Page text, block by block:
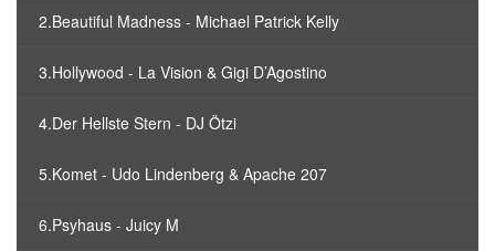
2.Beautiful Madness - Michael Patrick Kelly
3.Hollywood - La Vision & Gigi D’Agostino
4.Der Hellste Stern - DJ Ötzi
5.Komet - Udo Lindenberg & Apache 207
6.Psyhaus - Juicy M